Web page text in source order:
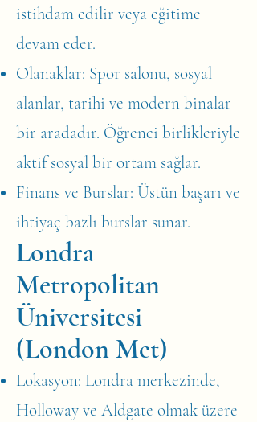
istihdam edilir veya eğitime
devam eder.
Olanaklar: Spor salonu, sosyal
alanlar, tarihi ve modern binalar
bir aradadır. Öğrenci birlikleriyle
aktif sosyal bir ortam sağlar.
Finans ve Burslar: Üstün başarı ve
ihtiyaç bazlı burslar sunar.
Londra
Metropolitan
Üniversitesi
(London Met)
Lokasyon: Londra merkezinde,
Holloway ve Aldgate olmak üzere